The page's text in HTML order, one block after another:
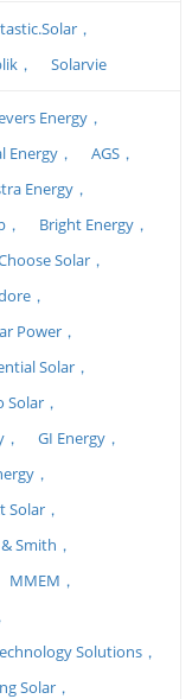
，
， Solarvie
Energy，
Energy，
AGS，
Energy，
Bright Energy，
Solar，
，
Power，
Solar，
Solar，
GI Energy，
，
Solar，
Smith，
MMEM，
Solutions，
Solar，